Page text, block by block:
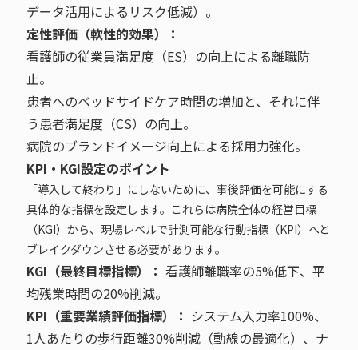
データ活用によるリスク低減）。
定性評価（軟性的効果）：
看護師の従業員満足度（ES）の向上による離職防
止。
患者へのベッドサイドケア時間の増加と、それに伴
う患者満足度（CS）の向上。
病院のブランドイメージ向上による採用力強化。
KPI・KGI設定のポイント
「導入して終わり」にしないために、事後評価を可能にする
具体的な指標を設定します。これらは病院全体の経営目標
（KGI）から、現場レベルで計測可能な行動指標（KPI）へと
ブレイクダウンさせる必要があります。
KGI（最終目標指標）： 看護師離職率の5%低下、平
均残業時間の20%削減。
KPI（重要業績評価指標）： システム入力率100%、
1人あたりの歩行距離30%削減（動線の最適化）、ナ